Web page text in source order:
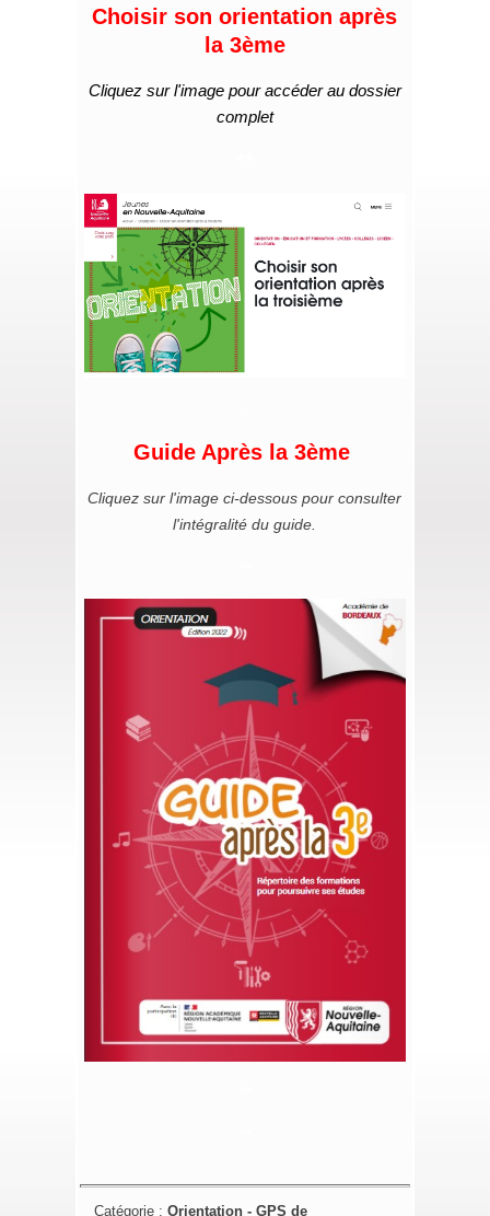
Choisir son orientation après
la 3ème
Cliquez sur l'image pour accéder au dossier
complet
Guide Après la 3ème
Cliquez sur l'image ci-dessous pour consulter
l'intégralité du guide.
Catégorie :Orientation - GPS de